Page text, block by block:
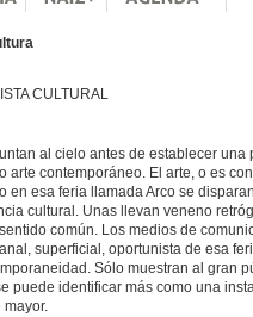
CULTURAL
al cielo antes de establecer una
arte contemporáneo. El arte, o es
en esa feria llamada Arco se
cultural. Unas llevan veneno
común. Los medios de
superficial, oportunista de esa
Sólo muestran al gran
puede identificar más como una
mayor.